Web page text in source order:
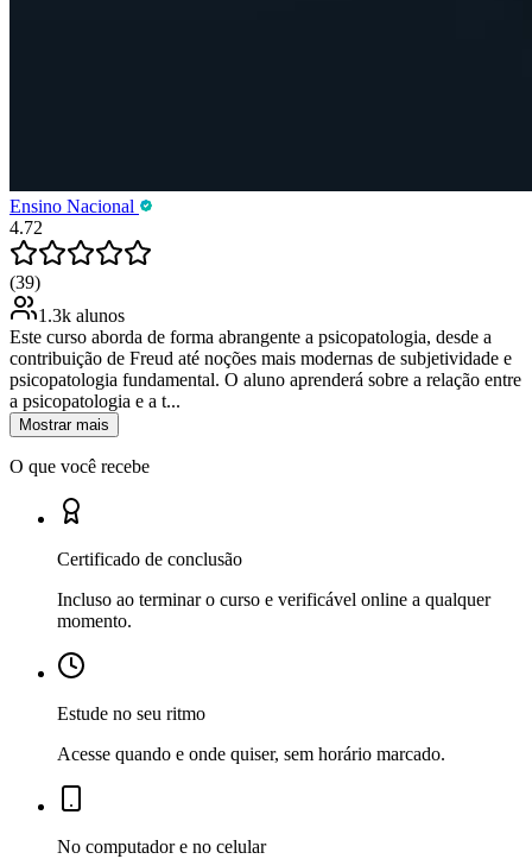
Ensino Nacional
4.72
(39)
1.3k alunos
Este curso aborda de forma abrangente a psicopatologia, desde a
contribuição de Freud até noções mais modernas de subjetividade e
psicopatologia fundamental. O aluno aprenderá sobre a relação entre
a psicopatologia e a t...
Mostrar mais
O que você recebe
Certificado de conclusão
Incluso ao terminar o curso e verificável online a qualquer
momento.
Estude no seu ritmo
Acesse quando e onde quiser, sem horário marcado.
No computador e no celular